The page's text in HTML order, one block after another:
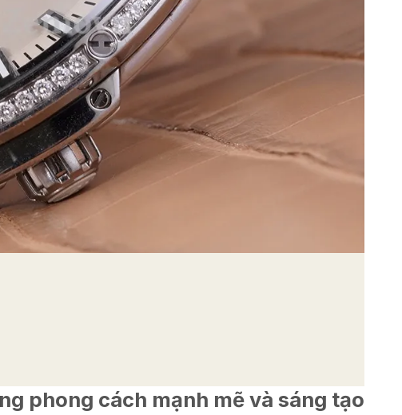
phong cách mạnh mẽ và sáng tạo